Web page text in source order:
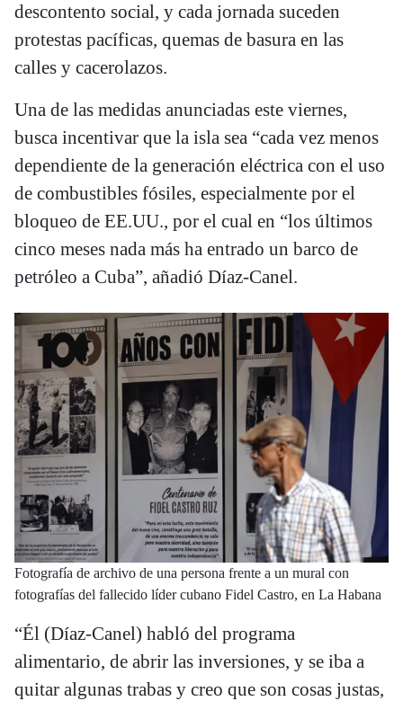
descontento social, y cada jornada suceden
protestas pacíficas, quemas de basura en las
calles y cacerolazos.
Una de las medidas anunciadas este viernes,
busca incentivar que la isla sea “cada vez menos
dependiente de la generación eléctrica con el uso
de combustibles fósiles, especialmente por el
bloqueo de EE.UU., por el cual en “los últimos
cinco meses nada más ha entrado un barco de
petróleo a Cuba”, añadió Díaz-Canel.
Fotografía de archivo de una persona frente a un mural con
fotografías del fallecido líder cubano Fidel Castro, en La Habana
“Él (Díaz-Canel) habló del programa
alimentario, de abrir las inversiones, y se iba a
quitar algunas trabas y creo que son cosas justas,